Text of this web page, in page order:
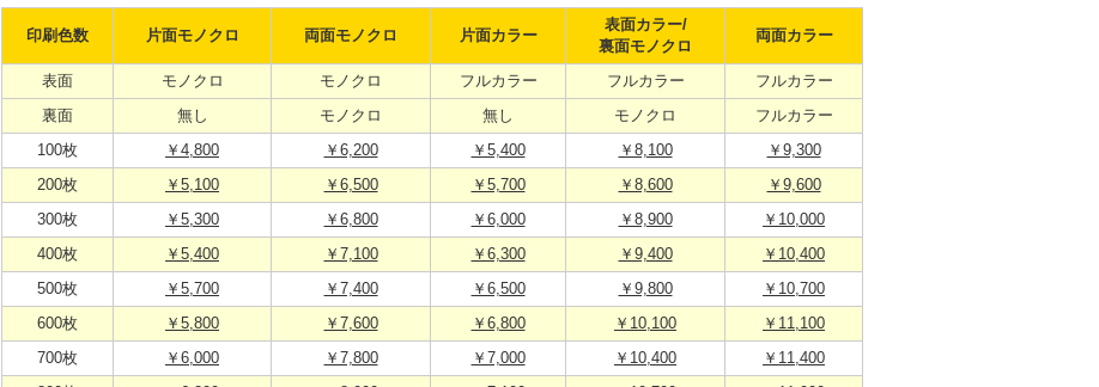
印刷色数 片面モノクロ 両面モノクロ 片面カラー
表面カラー/
裏面モノクロ
両面カラー
表面 モノクロ モノクロ フルカラー フルカラー フルカラー
裏面 無し モノクロ 無し モノクロ フルカラー
100枚 ￥4,800 ￥6,200 ￥5,400 ￥8,100 ￥9,300
200枚 ￥5,100 ￥6,500 ￥5,700 ￥8,600 ￥9,600
300枚 ￥5,300 ￥6,800 ￥6,000 ￥8,900 ￥10,000
400枚 ￥5,400 ￥7,100 ￥6,300 ￥9,400 ￥10,400
500枚 ￥5,700 ￥7,400 ￥6,500 ￥9,800 ￥10,700
600枚 ￥5,800 ￥7,600 ￥6,800 ￥10,100 ￥11,100
700枚 ￥6,000 ￥7,800 ￥7,000 ￥10,400 ￥11,400